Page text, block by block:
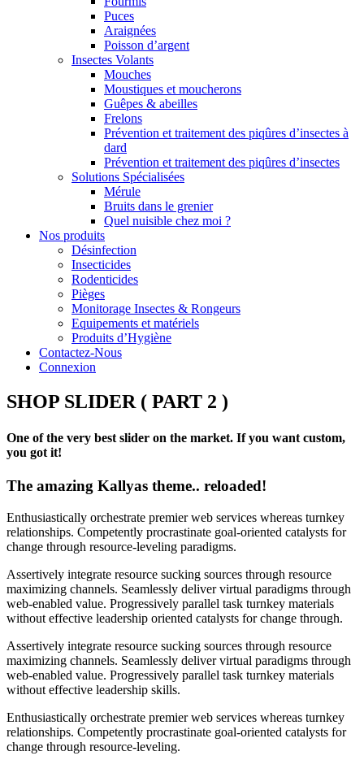
Puces
Araignées
Poisson d’argent
Insectes Volants
Mouches
Moustiques et moucherons
Guêpes & abeilles
Frelons
Prévention et traitement des piqûres d’insectes à
dard
Prévention et traitement des piqûres d’insectes
Solutions Spécialisées
Mérule
Bruits dans le grenier
Quel nuisible chez moi ?
Nos produits
Désinfection
Insecticides
Rodenticides
Pièges
Monitorage Insectes & Rongeurs
Equipements et matériels
Produits d’Hygiène
Contactez-Nous
Connexion
SHOP SLIDER ( PART 2 )
One of the very best slider on the market. If you want custom,
you got it!
The amazing Kallyas theme.. reloaded!
Enthusiastically orchestrate premier web services whereas turnkey
relationships. Competently procrastinate goal-oriented catalysts for
change through resource-leveling paradigms.
Assertively integrate resource sucking sources through resource
maximizing channels. Seamlessly deliver virtual paradigms through
web-enabled value. Progressively parallel task turnkey materials
without effective leadership oriented catalysts for change through.
Assertively integrate resource sucking sources through resource
maximizing channels. Seamlessly deliver virtual paradigms through
web-enabled value. Progressively parallel task turnkey materials
without effective leadership skills.
Enthusiastically orchestrate premier web services whereas turnkey
relationships. Competently procrastinate goal-oriented catalysts for
change through resource-leveling.